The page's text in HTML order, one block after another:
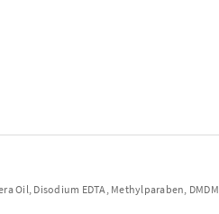
Oil, Disodium EDTA, Methylparaben,